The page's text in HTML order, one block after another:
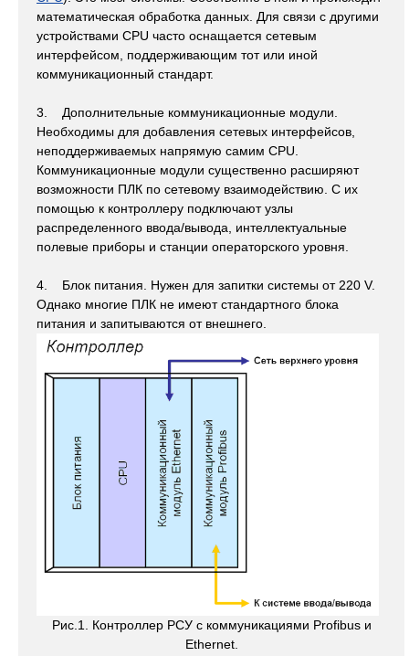
математическая обработка данных. Для связи с другими
устройствами CPU часто оснащается сетевым
интерфейсом, поддерживающим тот или иной
коммуникационный стандарт.
3. Дополнительные коммуникационные модули.
Необходимы для добавления сетевых интерфейсов,
неподдерживаемых напрямую самим CPU.
Коммуникационные модули существенно расширяют
возможности ПЛК по сетевому взаимодействию. C их
помощью к контроллеру подключают узлы
распределенного ввода/вывода, интеллектуальные
полевые приборы и станции операторского уровня.
4. Блок питания. Нужен для запитки системы от 220 V.
Однако многие ПЛК не имеют стандартного блока
питания и запитываются от внешнего.
Рис.1. Контроллер РСУ с коммуникациями Profibus и
Ethernet.